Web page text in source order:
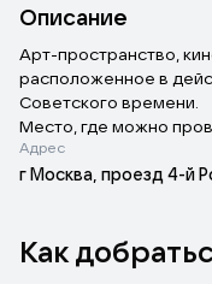
Описание
Арт-пространство,
расположенное в
Советского времени.
Место, где можно
а также провести
квартирник, лекция,
Адрес
г Москва, проезд 4-й
Как